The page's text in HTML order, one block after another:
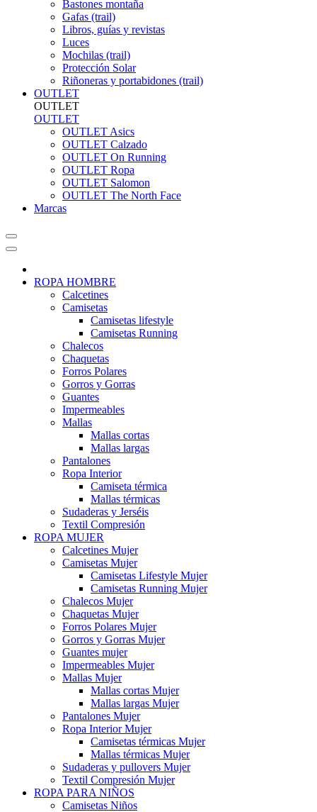
Bastones montaña
Gafas (trail)
Libros, guías y revistas
Luces
Mochilas (trail)
Protección Solar
Riñoneras y portabidones (trail)
OUTLET
OUTLET
OUTLET
OUTLET Asics
OUTLET Calzado
OUTLET On Running
OUTLET Ropa
OUTLET Salomon
OUTLET The North Face
Marcas
ROPA HOMBRE
Calcetines
Camisetas
Camisetas lifestyle
Camisetas Running
Chalecos
Chaquetas
Forros Polares
Gorros y Gorras
Guantes
Impermeables
Mallas
Mallas cortas
Mallas largas
Pantalones
Ropa Interior
Camiseta térmica
Mallas térmicas
Sudaderas y Jerséis
Textil Compresión
ROPA MUJER
Calcetines Mujer
Camisetas Mujer
Camisetas Lifestyle Mujer
Camisetas Running Mujer
Chalecos Mujer
Chaquetas Mujer
Forros Polares Mujer
Gorros y Gorras Mujer
Guantes mujer
Impermeables Mujer
Mallas Mujer
Mallas cortas Mujer
Mallas largas Mujer
Pantalones Mujer
Ropa Interior Mujer
Camisetas térmicas Mujer
Mallas térmicas Mujer
Sudaderas y pullovers Mujer
Textil Compresión Mujer
ROPA PARA NIÑOS
Camisetas Niños